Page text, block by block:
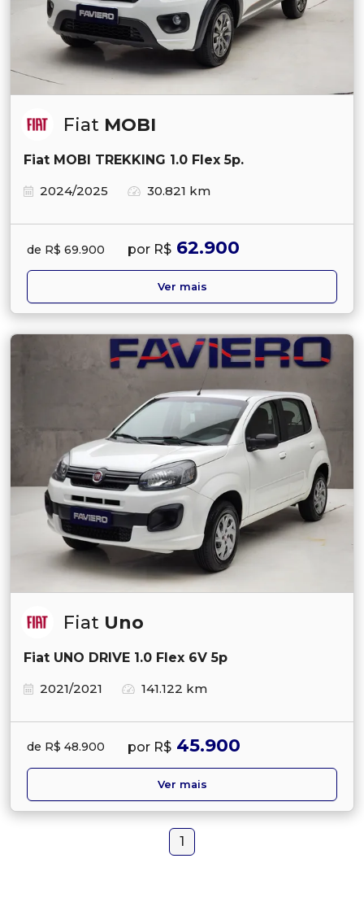
Fiat MOBI
Fiat MOBI TREKKING 1.0 Flex 5p.
2024/2025
30.821 km
de R$ 69.900 por R$ 62.900
Ver mais
Fiat Uno
Fiat UNO DRIVE 1.0 Flex 6V 5p
2021/2021
141.122 km
de R$ 48.900 por R$ 45.900
Ver mais
1